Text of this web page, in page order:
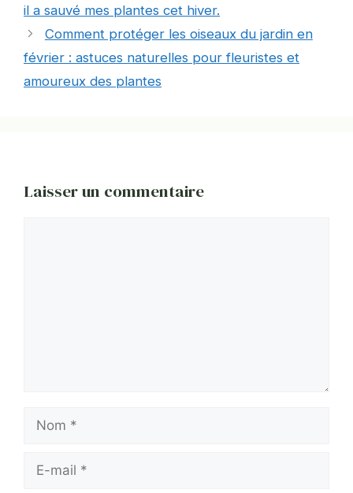
il a sauvé mes plantes cet hiver.
Comment protéger les oiseaux du jardin en
février : astuces naturelles pour fleuristes et
amoureux des plantes
Laisser un commentaire
Nom